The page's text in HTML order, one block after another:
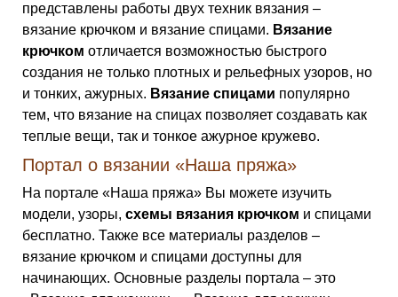
представлены работы двух техник вязания –
вязание крючком и вязание спицами. Вязание
крючком отличается возможностью быстрого
создания не только плотных и рельефных узоров, но
и тонких, ажурных. Вязание спицами популярно
тем, что вязание на спицах позволяет создавать как
теплые вещи, так и тонкое ажурное кружево.
Портал о вязании «Наша пряжа»
На портале «Наша пряжа» Вы можете изучить
модели, узоры, схемы вязания крючком и спицами
бесплатно. Также все материалы разделов –
вязание крючком и спицами доступны для
начинающих. Основные разделы портала – это